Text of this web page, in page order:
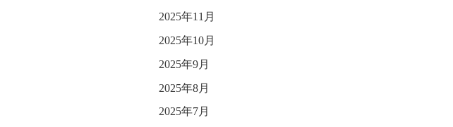
2025年11月
2025年10月
2025年9月
2025年8月
2025年7月